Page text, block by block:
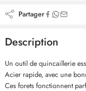
Partager
Description
Un outil de quincaillerie
Acier rapide, avec une
Ces forets fonctionnent